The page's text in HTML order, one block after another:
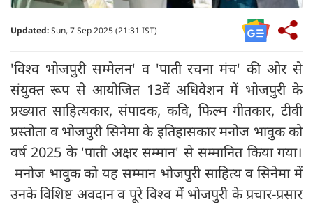
Updated:Sun, 7 Sep 2025 (21:31 IST)
'विश्व भोजपुरी सम्मेलन' व 'पाती रचना मंच' की ओर से
संयुक्त रूप से आयोजित 13वें अधिवेशन में भोजपुरी के
प्रख्यात साहित्यकार, संपादक, कवि, फिल्म गीतकार, टीवी
प्रस्तोता व भोजपुरी सिनेमा के इतिहासकार मनोज भावुक को
वर्ष 2025 के 'पाती अक्षर सम्मान' से सम्मानित किया गया।
मनोज भावुक को यह सम्मान भोजपुरी साहित्य व सिनेमा में
उनके विशिष्ट अवदान व पूरे विश्व में भोजपुरी के प्रचार-प्रसार